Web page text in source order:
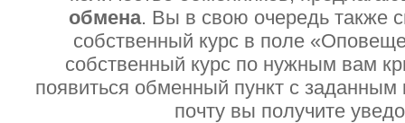
обмена. Вы в свою очередь также
собственный курс в поле
собственный курс по нужным вам
появиться обменный пункт с заданным
почту вы получите